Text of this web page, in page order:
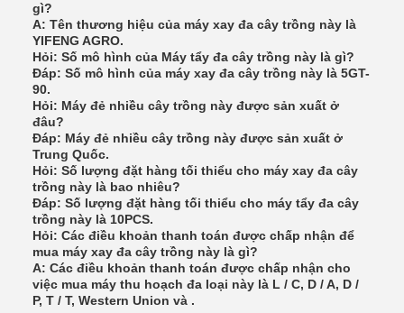
gì?
A: Tên thương hiệu của máy xay đa cây trồng này là
YIFENG AGRO.
Hỏi: Số mô hình của Máy tẩy đa cây trồng này là gì?
Đáp: Số mô hình của máy xay đa cây trồng này là 5GT-
90.
Hỏi: Máy đẻ nhiều cây trồng này được sản xuất ở
đâu?
Đáp: Máy đẻ nhiều cây trồng này được sản xuất ở
Trung Quốc.
Hỏi: Số lượng đặt hàng tối thiểu cho máy xay đa cây
trồng này là bao nhiêu?
Đáp: Số lượng đặt hàng tối thiểu cho máy tẩy đa cây
trồng này là 10PCS.
Hỏi: Các điều khoản thanh toán được chấp nhận để
mua máy xay đa cây trồng này là gì?
A: Các điều khoản thanh toán được chấp nhận cho
việc mua máy thu hoạch đa loại này là L / C, D / A, D /
P, T / T, Western Union và .